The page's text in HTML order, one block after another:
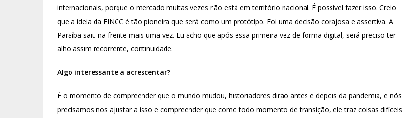
internacionais, porque o mercado muitas vezes não está em território nacional. É possível fazer isso. Creio
que a ideia da FINCC é tão pioneira que será como um protótipo. Foi uma decisão corajosa e assertiva. A
Paraíba saiu na frente mais uma vez. Eu acho que após essa primeira vez de forma digital, será preciso ter
alho assim recorrente, continuidade.
Algo interessante a acrescentar?
É o momento de compreender que o mundo mudou, historiadores dirão antes e depois da pandemia, e nós
precisamos nos ajustar a isso e compreender que como todo momento de transição, ele traz coisas difíceis